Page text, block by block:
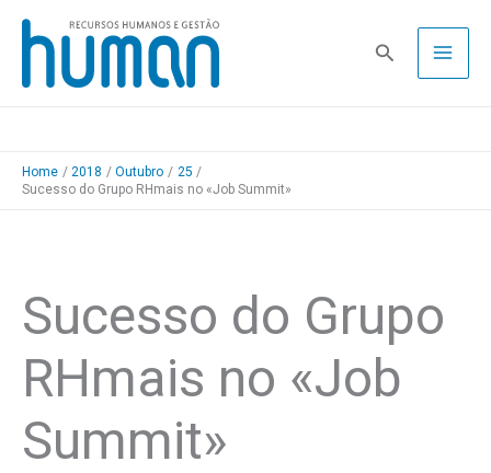
Skip
content
Pesquisa
Home 2018 Outubro
25
Sucesso do Grupo RHmais no «Job Summit»
Sucesso do Grupo
RHmais no «Job
Summit»